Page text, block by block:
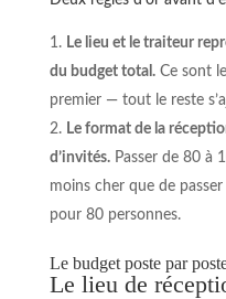
Le lieu et le traiteur
du budget total.Ce sont
premier — tout le reste
Le format de la
d’invités.Passer de 80 à
moins cher que de
pour 80 personnes.
Le budget poste par
Le lieu de